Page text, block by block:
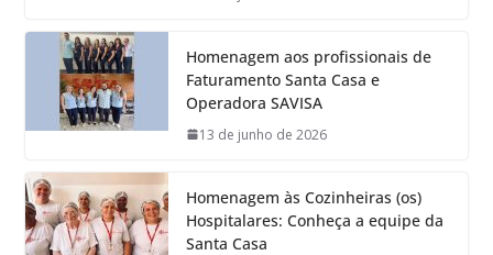
Homenagem aos profissionais de
Faturamento Santa Casa e
Operadora SAVISA
13 de junho de 2026
Homenagem às Cozinheiras (os)
Hospitalares: Conheça a equipe da
Santa Casa